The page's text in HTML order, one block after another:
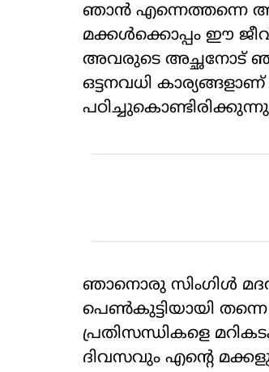
ഞാൻ എന്നെത്തന്നെ
മക്കൾക്കൊപ്പം ഈ
അവരുടെ അച്ഛനോട്
ഒട്ടനവധി
ഞാനൊരു സിംഗിൾ
പെൺകുട്ടിയായി തന്നെ
പ്രതിസന്ധികളെ
ദിവസവും എന്റെ